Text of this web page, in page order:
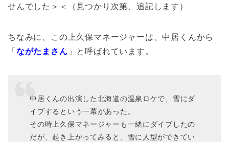
せんでした＞＜（見つかり次第、追記します）
ちなみに、この上久保マネージャーは、中居くんから
「 ながたまさん 」と呼ばれています。
中居くんの出演した北海道の温泉ロケで、雪にダ
イブするという一幕があった。
その時上久保マネージャーも一緒にダイブしたの
だが、起き上がってみると、雪に人型ができてい